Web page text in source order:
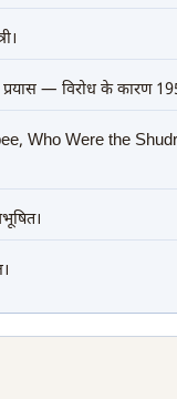
— विरोध के कारण
Who Were the